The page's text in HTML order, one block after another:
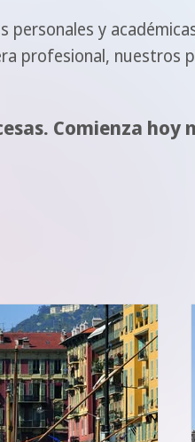
personales y
profesional, nuestros
Comienza hoy